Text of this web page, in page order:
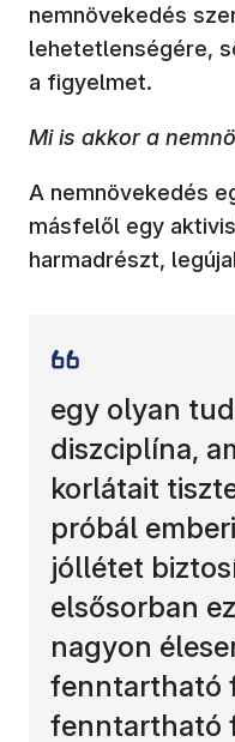
nemnövekedés
lehetetlenségére,
a figyelmet.
Mi is akkor a
A nemnövekedés
másfelől egy
harmadrészt,
egy olyan
diszciplína,
korlátait
próbál
jóllétet
elsősorban
nagyon
fenntartható
fenntartható